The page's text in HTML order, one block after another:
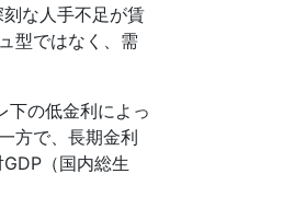
な人手不足が賃
型ではなく、需
下の低金利によっ
方で、長期金利
GDP （国内総生